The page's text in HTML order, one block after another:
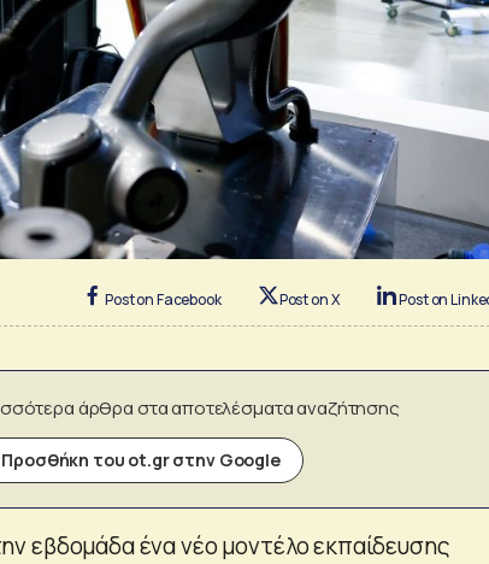
Post on Facebook Post on X Post on
άρθρα στα αποτελέσματα αναζήτησης
Προσθήκη του ot.gr στην Google
εβδομάδα ένα νέο μοντέλο εκπαίδευσης